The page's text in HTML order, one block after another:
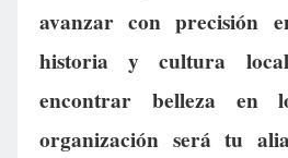
avanzar con precisión
historia y cultura
encontrar belleza en
organización será tu